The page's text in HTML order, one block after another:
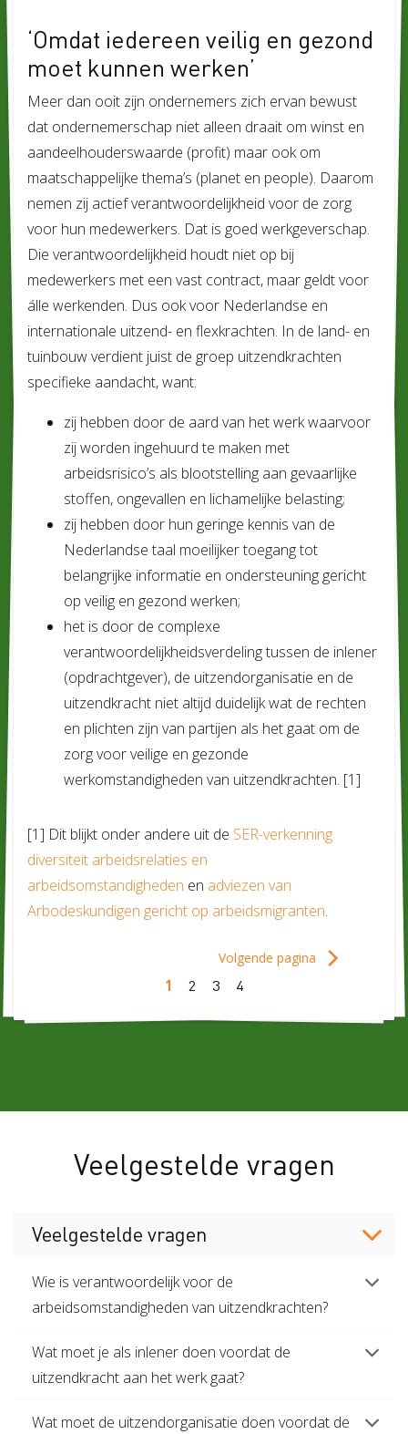
‘Omdat iedereen veilig en gezond
moet kunnen werken’
Meer dan ooit zijn ondernemers zich ervan bewust
dat ondernemerschap niet alleen draait om winst en
aandeelhouderswaarde (profit) maar ook om
maatschappelijke thema’s (planet en people). Daarom
nemen zij actief verantwoordelijkheid voor de zorg
voor hun medewerkers. Dat is goed werkgeverschap.
Die verantwoordelijkheid houdt niet op bij
medewerkers met een vast contract, maar geldt voor
álle werkenden. Dus ook voor Nederlandse en
internationale uitzend- en flexkrachten. In de land- en
tuinbouw verdient juist de groep uitzendkrachten
specifieke aandacht, want:
zij hebben door de aard van het werk waarvoor
zij worden ingehuurd te maken met
arbeidsrisico’s als blootstelling aan gevaarlijke
stoffen, ongevallen en lichamelijke belasting;
zij hebben door hun geringe kennis van de
Nederlandse taal moeilijker toegang tot
belangrijke informatie en ondersteuning gericht
op veilig en gezond werken;
het is door de complexe
verantwoordelijkheidsverdeling tussen de inlener
(opdrachtgever), de uitzendorganisatie en de
uitzendkracht niet altijd duidelijk wat de rechten
en plichten zijn van partijen als het gaat om de
zorg voor veilige en gezonde
werkomstandigheden van uitzendkrachten. [1]
[1] Dit blijkt onder andere uit de SER-verkenning
diversiteit arbeidsrelaties en
arbeidsomstandigheden en adviezen van
Arbodeskundigen gericht op arbeidsmigranten.
Veelgestelde vragen
Veelgestelde vragen
Wie is verantwoordelijk voor de
arbeidsomstandigheden van uitzendkrachten?
Wat moet je als inlener doen voordat de
uitzendkracht aan het werk gaat?
Wat moet de uitzendorganisatie doen voordat de